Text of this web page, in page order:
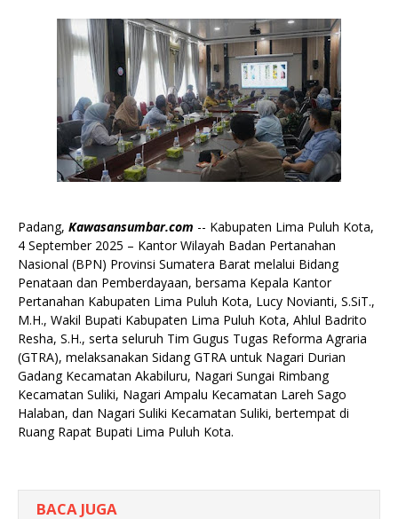
Padang, Kawasansumbar.com -- Kabupaten Lima Puluh Kota,
4 September 2025 – Kantor Wilayah Badan Pertanahan
Nasional (BPN) Provinsi Sumatera Barat melalui Bidang
Penataan dan Pemberdayaan, bersama Kepala Kantor
Pertanahan Kabupaten Lima Puluh Kota, Lucy Novianti, S.SiT.,
M.H., Wakil Bupati Kabupaten Lima Puluh Kota, Ahlul Badrito
Resha, S.H., serta seluruh Tim Gugus Tugas Reforma Agraria
(GTRA), melaksanakan Sidang GTRA untuk Nagari Durian
Gadang Kecamatan Akabiluru, Nagari Sungai Rimbang
Kecamatan Suliki, Nagari Ampalu Kecamatan Lareh Sago
Halaban, dan Nagari Suliki Kecamatan Suliki, bertempat di
Ruang Rapat Bupati Lima Puluh Kota.
BACA JUGA